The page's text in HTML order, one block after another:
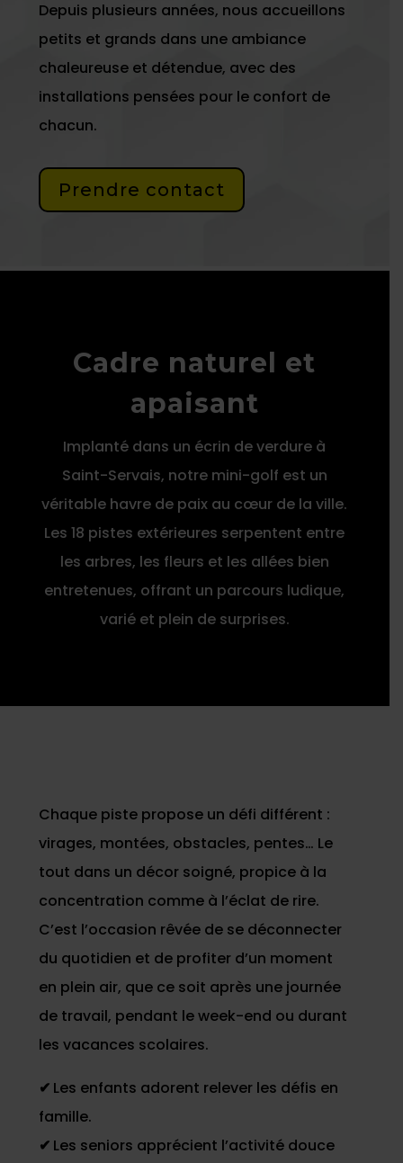
Depuis plusieurs années, nous accueillons
petits et grands dans une ambiance
chaleureuse et détendue, avec des
installations pensées pour le confort de
chacun.
Prendre contact
Cadre naturel et
apaisant
Implanté dans un écrin de verdure à
Saint-Servais, notre mini-golf est un
véritable havre de paix au cœur de la ville.
Les 18 pistes extérieures serpentent entre
les arbres, les fleurs et les allées bien
entretenues, offrant un parcours ludique,
varié et plein de surprises.
Chaque piste propose un défi différent :
virages, montées, obstacles, pentes… Le
tout dans un décor soigné, propice à la
concentration comme à l’éclat de rire.
C’est l’occasion rêvée de se déconnecter
du quotidien et de profiter d’un moment
en plein air, que ce soit après une journée
de travail, pendant le week-end ou durant
les vacances scolaires.
✔ Les enfants adorent relever les défis en
famille.
✔ Les seniors apprécient l’activité douce